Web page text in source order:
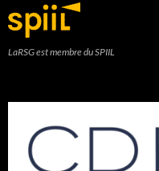
LaRSG est membre du SPIIL